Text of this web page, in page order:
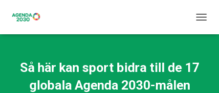
L
Så här kan sport bidra till de 17
globala Agenda 2030-målen